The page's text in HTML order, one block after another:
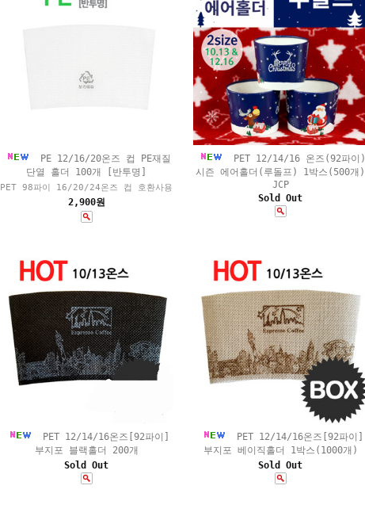
PE 12/16/20온즈 컵 PE재질
단열 홀더 100개 [반투명]
PET 98파이 16/20/24온즈 컵 호환사용
2,900원
PET 12/14/16 온즈(92파이)
시즌 에어홀더(루돌프) 1박스(500개)
JCP
Sold Out
PET 12/14/16온즈[92파이]
부지포 블랙홀더 200개
Sold Out
PET 12/14/16온즈[92파이]
부지포 베이직홀더 1박스(1000개)
Sold Out